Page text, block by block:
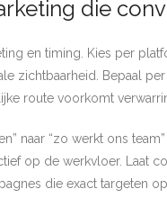
die
en timing. Kies per
zichtbaarheid. Bepaal
route voorkomt
naar “zo werkt ons
op de werkvloer. Laat
die exact targeten